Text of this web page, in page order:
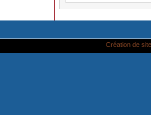
Création de